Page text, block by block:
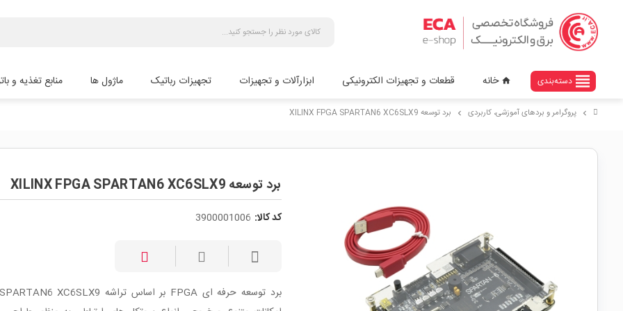
view_headline دسته‌بندی home خانه قطعات و تجهیزات الکترونیکی ابزارآلات و تجهیزات تجهیزات رباتیک ماژول ها منابع تغذیه و
chevron_right پروگرامر و بردهای آموزشی، کاربردی chevron_right برد توسعه XILINX FPGA SPARTAN6 XC6SLX9
برد توسعه XILINX FPGA SPARTAN6 XC6SLX9
کد کالا: 3900001006